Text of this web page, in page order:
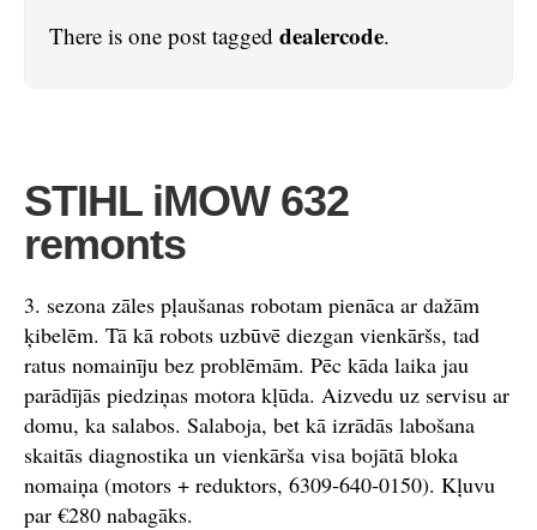
There is one post tagged dealercode.
STIHL iMOW 632
remonts
3. sezona zāles pļaušanas robotam pienāca ar dažām
ķibelēm. Tā kā robots uzbūvē diezgan vienkāršs, tad
ratus nomainīju bez problēmām. Pēc kāda laika jau
parādījās piedziņas motora kļūda. Aizvedu uz servisu ar
domu, ka salabos. Salaboja, bet kā izrādās labošana
skaitās diagnostika un vienkārša visa bojātā bloka
nomaiņa (motors + reduktors, 6309‑640‑0150). Kļuvu
par €280 nabagāks.